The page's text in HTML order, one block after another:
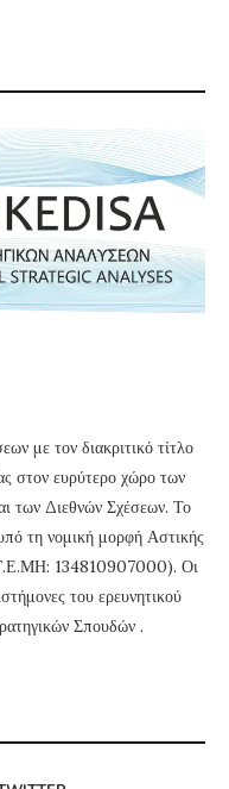
με τον διακριτικό τίτλο
στον ευρύτερο χώρο των
των Διεθνών Σχέσεων. Το
τη νομική μορφή Αστικής
Γ.Ε.ΜΗ: 134810907000). Οι
του ερευνητικού
Σπουδών .